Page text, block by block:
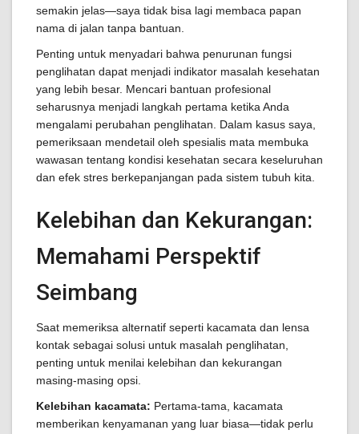
semakin jelas—saya tidak bisa lagi membaca papan
nama di jalan tanpa bantuan.
Penting untuk menyadari bahwa penurunan fungsi
penglihatan dapat menjadi indikator masalah kesehatan
yang lebih besar. Mencari bantuan profesional
seharusnya menjadi langkah pertama ketika Anda
mengalami perubahan penglihatan. Dalam kasus saya,
pemeriksaan mendetail oleh spesialis mata membuka
wawasan tentang kondisi kesehatan secara keseluruhan
dan efek stres berkepanjangan pada sistem tubuh kita.
Kelebihan dan Kekurangan:
Memahami Perspektif
Seimbang
Saat memeriksa alternatif seperti kacamata dan lensa
kontak sebagai solusi untuk masalah penglihatan,
penting untuk menilai kelebihan dan kekurangan
masing-masing opsi.
Kelebihan kacamata: Pertama-tama, kacamata
memberikan kenyamanan yang luar biasa—tidak perlu